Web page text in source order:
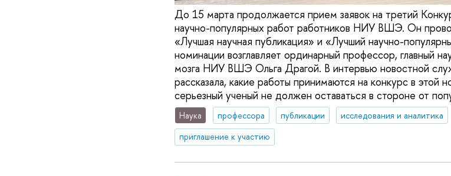
До 15 марта продолжается прием заявок на третий
научно-популярных работ работников НИУ ВШЭ. Он
«Лучшая научная публикация» и «Лучший научно-
номинации возглавляет ординарный профессор, главный
мозга НИУ ВШЭ Ольга Драгой. В интервью новостной
рассказала, какие работы принимаются на конкурс в этой
серьезный ученый не должен оставаться в стороне от
Наука профессора публикации
исследования и аналитика
приглашение к участию